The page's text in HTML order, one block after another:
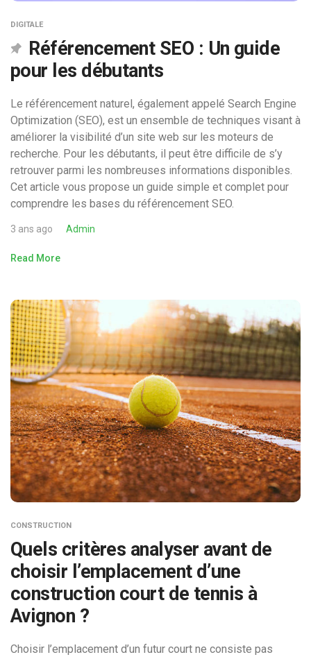
DIGITALE
Référencement SEO : Un guide
pour les débutants
Le référencement naturel, également appelé Search Engine
Optimization (SEO), est un ensemble de techniques visant à
améliorer la visibilité d’un site web sur les moteurs de
recherche. Pour les débutants, il peut être difficile de s’y
retrouver parmi les nombreuses informations disponibles.
Cet article vous propose un guide simple et complet pour
comprendre les bases du référencement SEO.
3 ans ago Admin
Read More
CONSTRUCTION
Quels critères analyser avant de
choisir l’emplacement d’une
construction court de tennis à
Avignon ?
Choisir l’emplacement d’un futur court ne consiste pas